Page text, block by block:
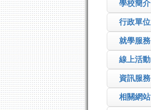
學校簡介
行政單位
就學服務
線上活動
資訊服務
相關網站